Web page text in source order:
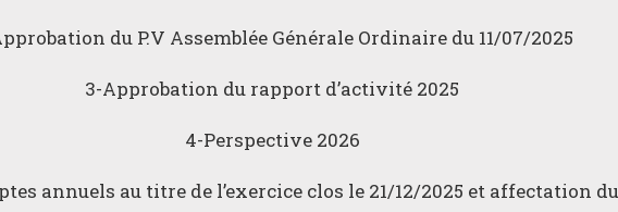
du P.V Assemblée Générale Ordinaire du 11/07/2025
3-Approbation du rapport d’activité 2025
4-Perspective 2026
annuels au titre de l’exercice clos le 21/12/2025 et affectation